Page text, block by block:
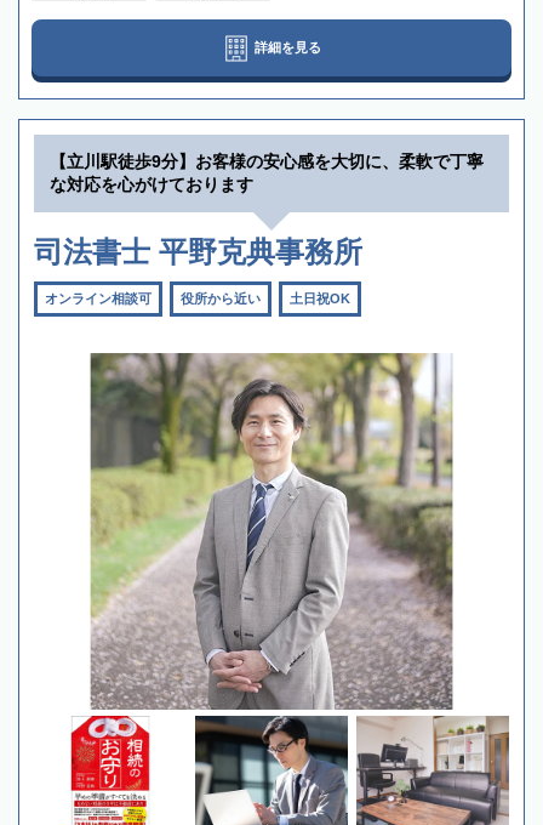
詳細を見る
【立川駅徒歩9分】お客様の安心感を大切に、柔軟で丁寧
な対応を心がけております
司法書士 平野克典事務所
オンライン相談可 役所から近い 土日祝OK